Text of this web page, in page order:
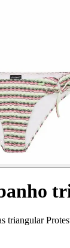
triangular